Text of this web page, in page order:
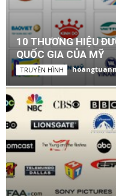
10 THƯƠNG HIỆU
QUỐC GIA CỦA MỸ
TRUYỀN HÌNH